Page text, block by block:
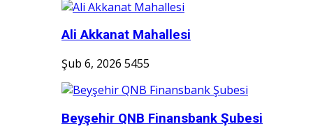
Ali Akkanat Mahallesi
Şub 6, 2026 5455
Beyşehir QNB Finansbank Şubesi